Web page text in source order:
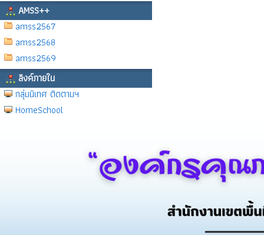
AMSS++
amss2567
amss2568
amss2569
ลิงค์ภายใน
กลุ่มนิเทศ ติดตามฯ
HomeSchool